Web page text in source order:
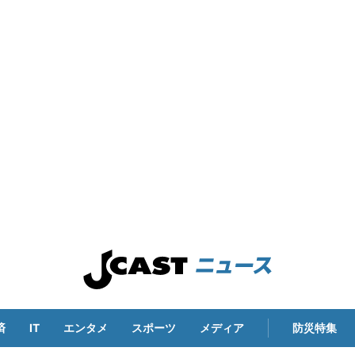
IT エンタメ スポーツ メディア 防災特集